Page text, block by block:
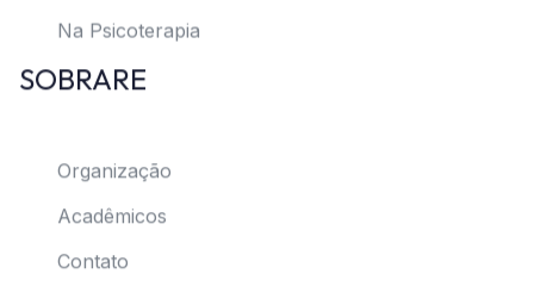
Na Psicoterapia
SOBRARE
Organização
Acadêmicos
Contato